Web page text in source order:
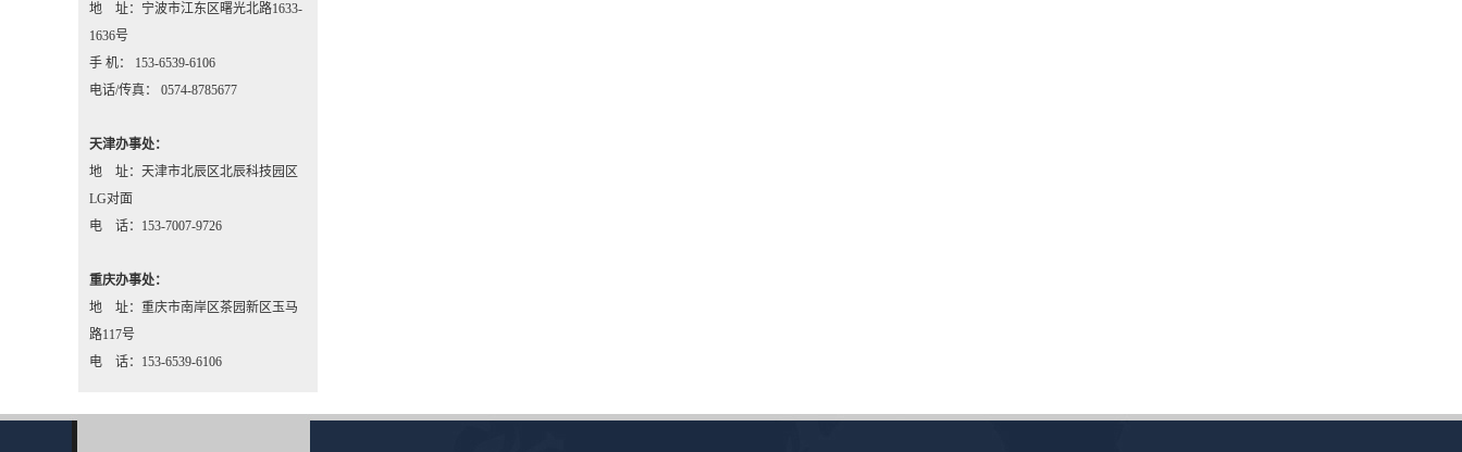
地 址：宁波市江东区曙光北路1633-
1636号
手 机： 153-6539-6106
电话/传真： 0574-8785677
天津办事处：
地 址：天津市北辰区北辰科技园区
LG对面
电 话：153-7007-9726
重庆办事处：
地 址：重庆市南岸区茶园新区玉马
路117号
电 话：153-6539-6106